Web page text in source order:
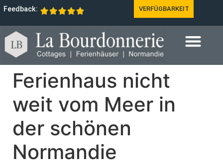
Feedback: VERFÜGBARKEIT
Ferienhaus nicht
weit vom Meer in
der schönen
Normandie